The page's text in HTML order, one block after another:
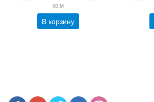
кв.м
В корзину